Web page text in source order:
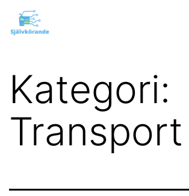
Hoppa
till självkörandegbg.nu
Kategori:
Transport